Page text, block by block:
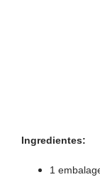
Ingredientes:
1